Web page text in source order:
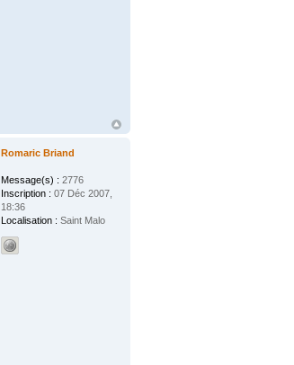
Romaric Briand
Message(s) : 2776
Inscription : 07 Déc 2007,
18:36
Localisation : Saint Malo